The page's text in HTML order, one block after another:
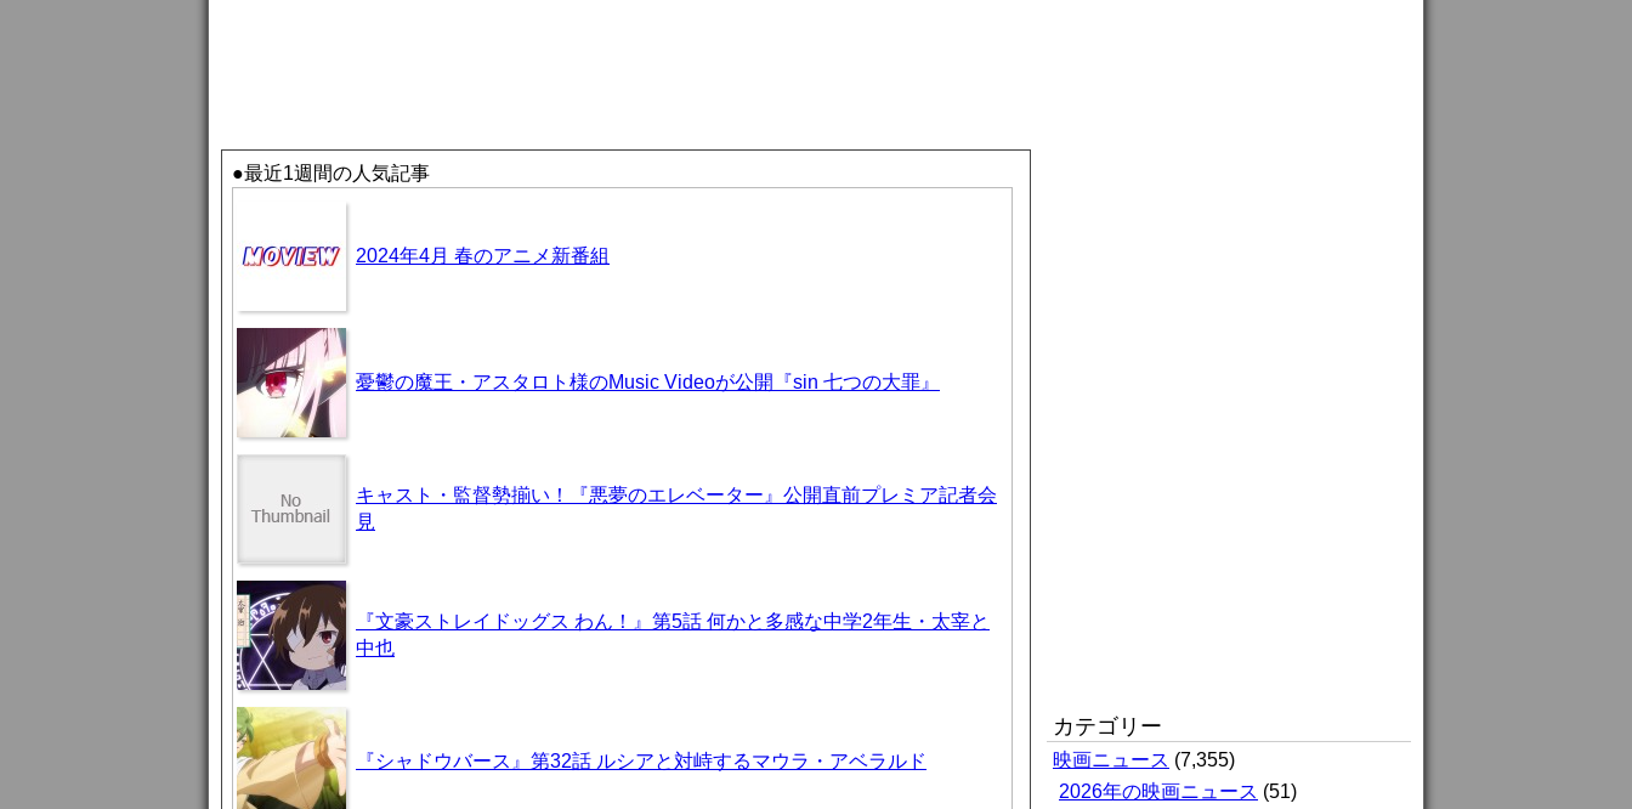
●最近1週間の人気記事
2024年4月 春のアニメ新番組
憂鬱の魔王・アスタロト様のMusic Videoが公開『sin 七つの大罪』
キャスト・監督勢揃い！『悪夢のエレベーター』公開直前プレミア記者会
見
『文豪ストレイドッグス わん！』第5話 何かと多感な中学2年生・太宰と
中也
『シャドウバース』第32話 ルシアと対峙するマウラ・アベラルド
カテゴリー
映画ニュース (7,355)
2026年の映画ニュース (51)